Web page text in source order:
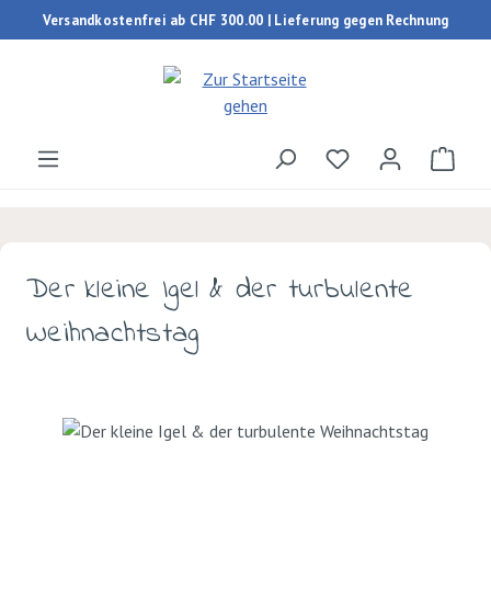
Zum Hauptinhalt springen
Versandkostenfrei ab CHF 300.00 | Lieferung gegen Rechnung
Du hast 0
Der kleine Igel & der turbulente
Weihnachtstag
Bildergalerie überspringen